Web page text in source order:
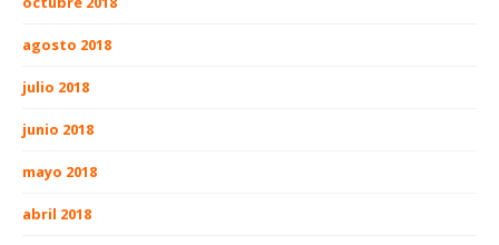
agosto 2018
julio 2018
junio 2018
mayo 2018
abril 2018